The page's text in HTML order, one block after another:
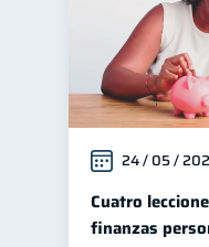
24 / 05 /
Cuatro
finanzas